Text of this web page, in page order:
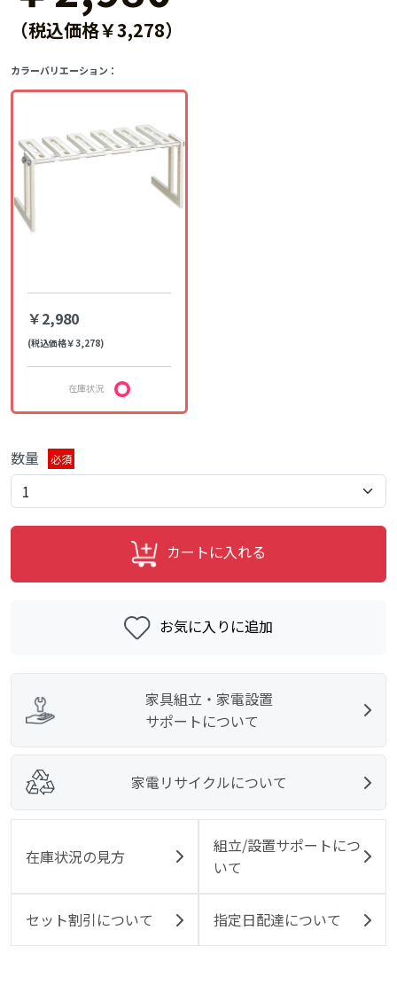
（税込価格￥3,278）
カラーバリエーション：
￥2,980
(税込価格￥3,278)
在庫状況
数量 必須
カートに入れる
お気に入りに追加
家具組立・家電設置
サポートについて
家電リサイクルについて
在庫状況の見方
組立/設置サポートにつ
いて
セット割引について 指定日配達について